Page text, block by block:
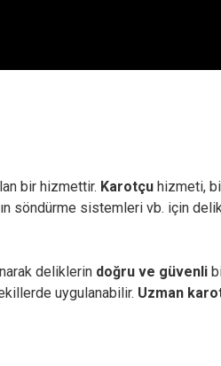
bir hizmettir. Karotçu hizmeti,
söndürme sistemleri vb. için
deliklerin doğru ve güvenli
uygulanabilir. Uzman